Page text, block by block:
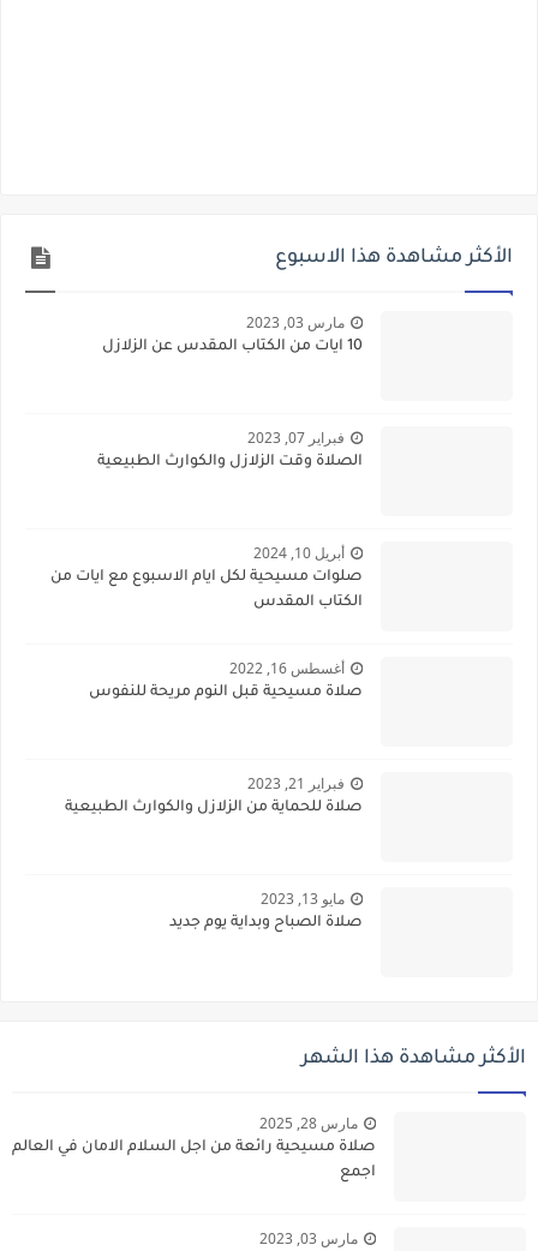
الأكثر مشاهدة هذا الاسبوع
مارس 03, 2023
10 ايات من الكتاب المقدس عن الزلازل
فبراير 07, 2023
الصلاة وقت الزلازل والكوارث الطبيعية
أبريل 10, 2024
صلوات مسيحية لكل ايام الاسبوع مع ايات من
الكتاب المقدس
أغسطس 16, 2022
صلاة مسيحية قبل النوم مريحة للنفوس
فبراير 21, 2023
صلاة للحماية من الزلازل والكوارث الطبيعية
مايو 13, 2023
صلاة الصباح وبداية يوم جديد
الأكثر مشاهدة هذا الشهر
مارس 28, 2025
صلاة مسيحية رائعة من اجل السلام الامان في العالم
اجمع
مارس 03, 2023